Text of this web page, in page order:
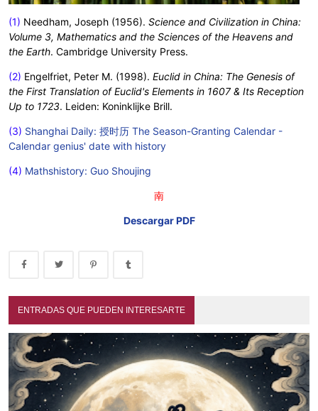
(1) Needham, Joseph (1956). Science and Civilization in China:
Volume 3, Mathematics and the Sciences of the Heavens and
the Earth. Cambridge University Press.
(2) Engelfriet, Peter M. (1998). Euclid in China: The Genesis of
the First Translation of Euclid's Elements in 1607 & Its Reception
Up to 1723. Leiden: Koninklijke Brill.
(3) Shanghai Daily: 授时历 The Season-Granting Calendar -
Calendar genius' date with history
(4) Mathshistory: Guo Shoujing
南
Descargar PDF
ENTRADAS QUE PUEDEN INTERESARTE